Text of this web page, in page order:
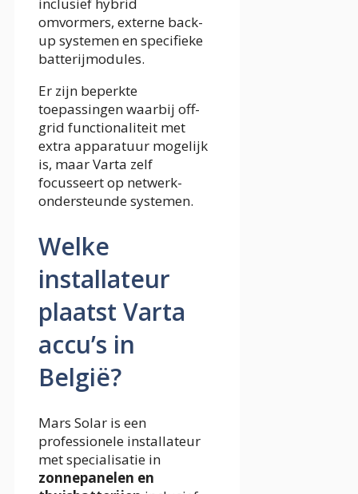
inclusief hybrid
omvormers, externe back-
up systemen en specifieke
batterijmodules.
Er zijn beperkte
toepassingen waarbij off-
grid functionaliteit met
extra apparatuur mogelijk
is, maar Varta zelf
focusseert op netwerk-
ondersteunde systemen.
Welke
installateur
plaatst Varta
accu’s in
België?
Mars Solar is een
professionele installateur
met specialisatie in
zonnepanelen en